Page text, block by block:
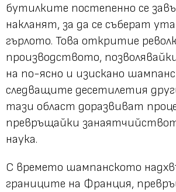
бутилките постепенно се
накланят, за да се съберат
гърлото. Това откритие
производството,
на по-ясно и изискано
следващите десетилетия
тази област доразвиват
превръщайки
наука.
С времето шампанското
границите на Франция,